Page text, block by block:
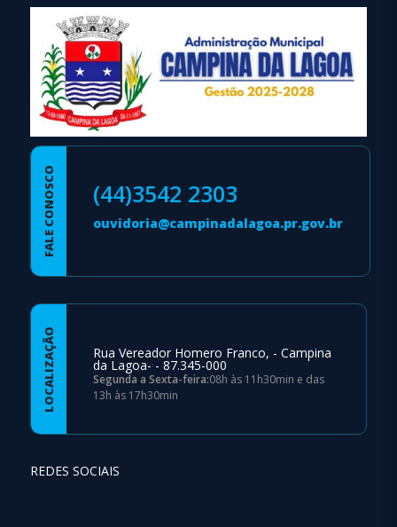
FALE CONOSCO (44)3542 2303
ouvidoria@campinadalagoa.pr.gov.br
LOCALIZAÇÃO Rua Vereador Homero Franco, - Campina
da Lagoa- - 87.345-000
Segunda a Sexta-feira:08h às 11h30min e das
13h às 17h30min
REDES SOCIAIS